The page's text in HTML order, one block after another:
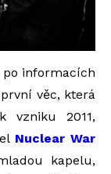
informacích
věc, která
vzniku 2011,
Nuclear War
kapelu,